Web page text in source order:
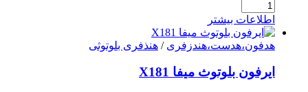
اطلاعات بیشتر
هدفون،هدست،هندزفری / هنذفری بلوتوثی
ایرفون بلوتوث میفا X181